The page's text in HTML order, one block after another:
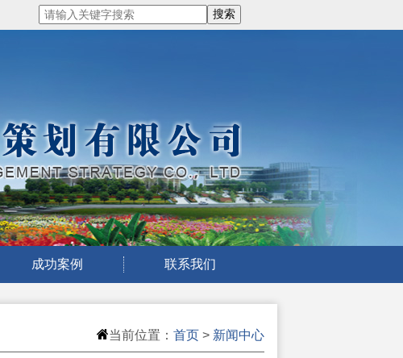
成功案例 联系我们
当前位置： 首页 > 新闻中心